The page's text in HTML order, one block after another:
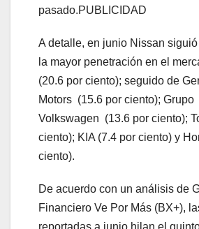
pasado.PUBLICIDAD
A detalle, en junio Nissan
la mayor penetración en el
(20.6 por ciento); seguido de
Motors (15.6 por ciento); Grupo
Volkswagen (13.6 por ciento);
ciento); KIA (7.4 por ciento) y
ciento).
De acuerdo con un análisis de
Financiero Ve Por Más (BX+),
reportadas a junio hilan el